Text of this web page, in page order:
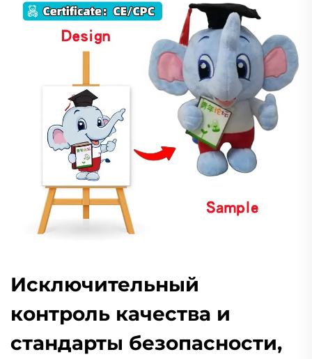
Исключительный
контроль качества и
стандарты безопасности,